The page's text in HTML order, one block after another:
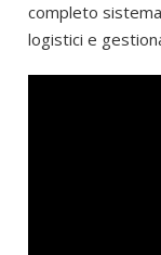
completo
logistici e